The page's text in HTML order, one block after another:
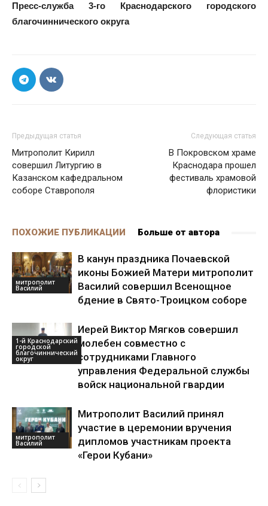
Пресс-служба 3-го Краснодарского городского
благочиннического округа
Предыдущая статья
Митрополит Кирилл
совершил Литургию в
Казанском кафедральном
соборе Ставрополя
Следующая статья
В Покровском храме
Краснодара прошел
фестиваль храмовой
флористики
ПОХОЖИЕ ПУБЛИКАЦИИ Больше от автора
митрополит
Василий
В канун праздника Почаевской
иконы Божией Матери митрополит
Василий совершил Всенощное
бдение в Свято-Троицком соборе
1-й Краснодарский
городской
благочиннический
округ
Иерей Виктор Мягков совершил
молебен совместно с
сотрудниками Главного
управления Федеральной службы
войск национальной гвардии
митрополит
Василий
Митрополит Василий принял
участие в церемонии вручения
дипломов участникам проекта
«Герои Кубани»